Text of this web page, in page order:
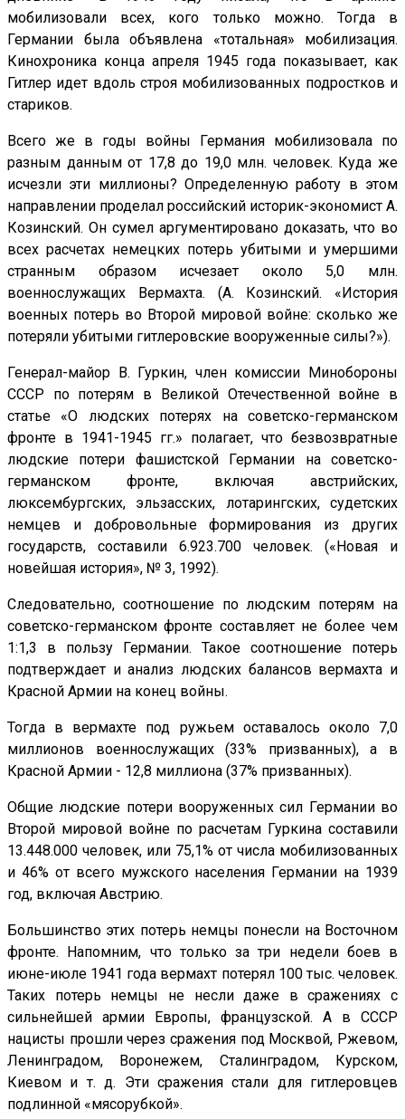
мобилизовали всех, кого только можно. Тогда в
Германии была объявлена «тотальная» мобилизация.
Кинохроника конца апреля 1945 года показывает, как
Гитлер идет вдоль строя мобилизованных подростков и
стариков.
Всего же в годы войны Германия мобилизовала по
разным данным от 17,8 до 19,0 млн. человек. Куда же
исчезли эти миллионы? Определенную работу в этом
направлении проделал российский историк-экономист А.
Козинский. Он сумел аргументировано доказать, что во
всех расчетах немецких потерь убитыми и умершими
странным образом исчезает около 5,0 млн.
военнослужащих Вермахта. (А. Козинский. «История
военных потерь во Второй мировой войне: сколько же
потеряли убитыми гитлеровские вооруженные силы?»).
Генерал-майор В. Гуркин, член комиссии Минобороны
СССР по потерям в Великой Отечественной войне в
статье «О людских потерях на советско-германском
фронте в 1941-1945 гг.» полагает, что безвозвратные
людские потери фашистской Германии на советско-
германском фронте, включая австрийских,
люксембургских, эльзасских, лотарингских, судетских
немцев и добровольные формирования из других
государств, составили 6.923.700 человек. («Новая и
новейшая история», № 3, 1992).
Следовательно, соотношение по людским потерям на
советско-германском фронте составляет не более чем
1:1,3 в пользу Германии. Такое соотношение потерь
подтверждает и анализ людских балансов вермахта и
Красной Армии на конец войны.
Тогда в вермахте под ружьем оставалось около 7,0
миллионов военнослужащих (33% призванных), а в
Красной Армии - 12,8 миллиона (37% призванных).
Общие людские потери вооруженных сил Германии во
Второй мировой войне по расчетам Гуркина составили
13.448.000 человек, или 75,1% от числа мобилизованных
и 46% от всего мужского населения Германии на 1939
год, включая Австрию.
Большинство этих потерь немцы понесли на Восточном
фронте. Напомним, что только за три недели боев в
июне-июле 1941 года вермахт потерял 100 тыс. человек.
Таких потерь немцы не несли даже в сражениях с
сильнейшей армии Европы, французской. А в СССР
нацисты прошли через сражения под Москвой, Ржевом,
Ленинградом, Воронежем, Сталинградом, Курском,
Киевом и т. д. Эти сражения стали для гитлеровцев
подлинной «мясорубкой».